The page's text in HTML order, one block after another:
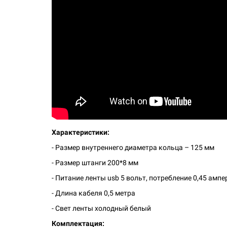
Характеристики:
- Размер внутреннего диаметра кольца – 125 мм
- Размер штанги 200*8 мм
- Питание ленты usb 5 вольт, потребление 0,45
- Длина кабеля 0,5 метра
- Свет ленты холодный белый
Комплектация: